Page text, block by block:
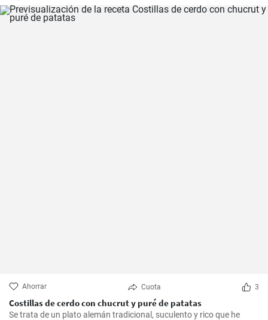
Ahorrar Cuota 3
Costillas de cerdo con chucrut y puré de patatas
Se trata de un plato alemán tradicional, suculento y rico que he